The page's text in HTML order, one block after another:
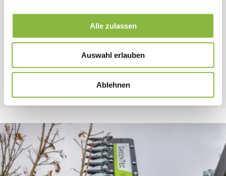
Alle zulassen
Auswahl erlauben
Ablehnen
Optional
Schnellwechsler, mechanisch
Optional